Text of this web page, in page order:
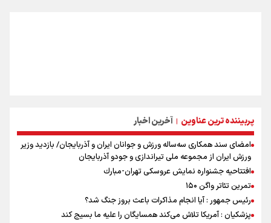
پربیننده ترین عناوین | آخرین اخبار
امضای سند همکاری سه‌ساله ورزش و جوانان ایران و آذربایجان/ بازدید وزیر
ورزش ایران از مجموعه ملی تیراندازی و جودو آذربایجان
افتتاحیه جشنواره نمايش عروسكى تهران-مبارك
تمرین تئاتر واگن ۱۵۰
رئیس جمهور : آیا انجام مذاکرات باعث بروز جنگ شد؟
پزشکیان : آمریکا تلاش می‌کند همسایگان را علیه ما بسیج کند